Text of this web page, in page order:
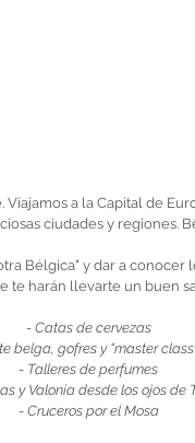
Viajamos a la Capital de
ciudades y regiones.
Bélgica" y dar a conocer
te harán llevarte un buen
- Catas de cervezas
belga, gofres y "master
- Talleres de perfumes
y Valonia desde los ojos de
- Cruceros por el Mosa